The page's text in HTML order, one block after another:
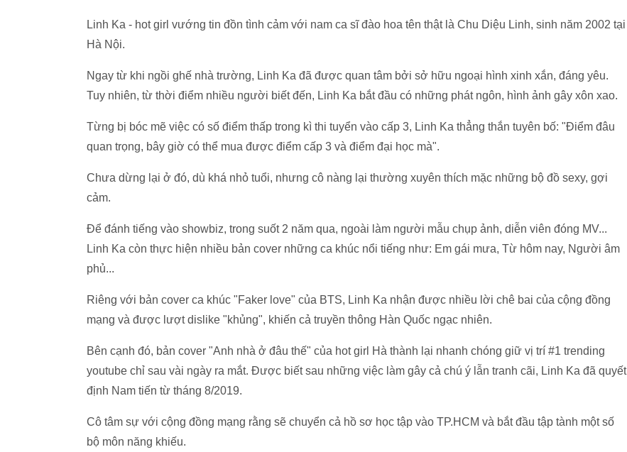
Linh Ka - hot girl vướng tin đồn tình cảm với nam ca sĩ đào hoa tên thật là Chu Diệu Linh, sinh năm 2002 tại
Hà Nội.
Ngay từ khi ngồi ghế nhà trường, Linh Ka đã được quan tâm bởi sở hữu ngoại hình xinh xắn, đáng yêu.
Tuy nhiên, từ thời điểm nhiều người biết đến, Linh Ka bắt đầu có những phát ngôn, hình ảnh gây xôn xao.
Từng bị bóc mẽ việc có số điểm thấp trong kì thi tuyển vào cấp 3, Linh Ka thẳng thắn tuyên bố: "Điểm đâu
quan trọng, bây giờ có thể mua được điểm cấp 3 và điểm đại học mà".
Chưa dừng lại ở đó, dù khá nhỏ tuổi, nhưng cô nàng lại thường xuyên thích mặc những bộ đồ sexy, gợi
cảm.
Để đánh tiếng vào showbiz, trong suốt 2 năm qua, ngoài làm người mẫu chụp ảnh, diễn viên đóng MV...
Linh Ka còn thực hiện nhiều bản cover những ca khúc nổi tiếng như: Em gái mưa, Từ hôm nay, Người âm
phủ...
Riêng với bản cover ca khúc "Faker love" của BTS, Linh Ka nhận được nhiều lời chê bai của cộng đồng
mạng và được lượt dislike "khủng", khiến cả truyền thông Hàn Quốc ngạc nhiên.
Bên cạnh đó, bản cover "Anh nhà ở đâu thế" của hot girl Hà thành lại nhanh chóng giữ vị trí #1 trending
youtube chỉ sau vài ngày ra mắt. Được biết sau những việc làm gây cả chú ý lẫn tranh cãi, Linh Ka đã quyết
định Nam tiến từ tháng 8/2019.
Cô tâm sự với cộng đồng mạng rằng sẽ chuyển cả hồ sơ học tập vào TP.HCM và bắt đầu tập tành một số
bộ môn năng khiếu.